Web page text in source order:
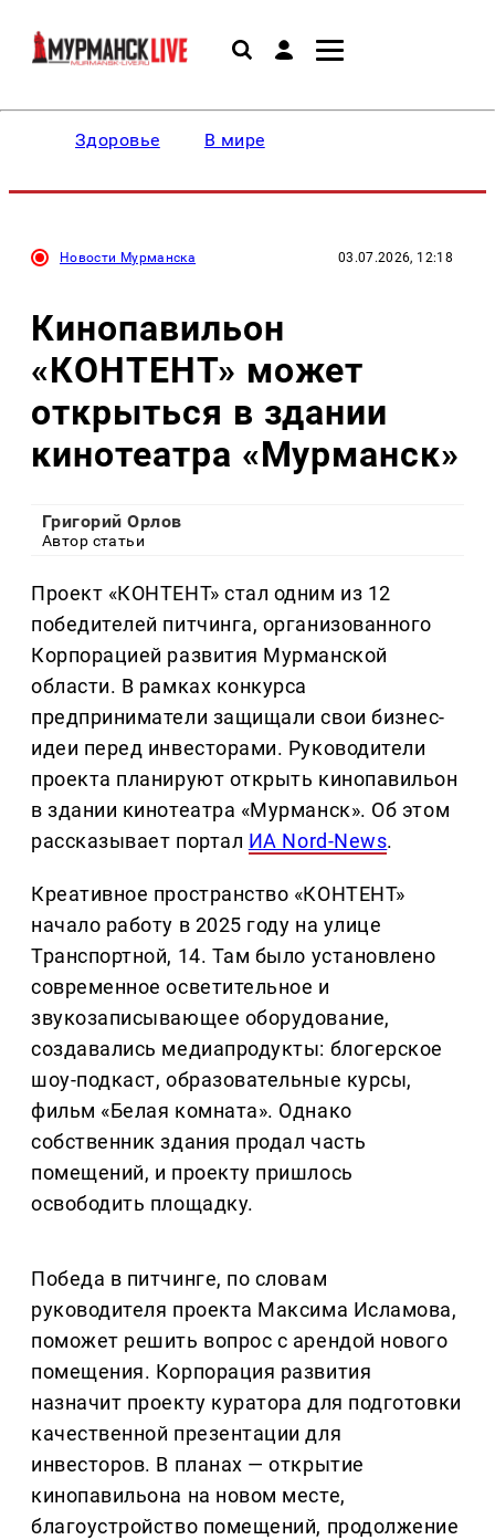
Здоровье В мире
Новости Мурманска 03.07.2026, 12:18
Кинопавильон
«КОНТЕНТ» может
открыться в здании
кинотеатра «Мурманск»
Григорий Орлов
Автор статьи
Проект «КОНТЕНТ» стал одним из 12
победителей питчинга, организованного
Корпорацией развития Мурманской
области. В рамках конкурса
предприниматели защищали свои бизнес-
идеи перед инвесторами. Руководители
проекта планируют открыть кинопавильон
в здании кинотеатра «Мурманск». Об этом
рассказывает портал ИА Nord-News.
Креативное пространство «КОНТЕНТ»
начало работу в 2025 году на улице
Транспортной, 14. Там было установлено
современное осветительное и
звукозаписывающее оборудование,
создавались медиапродукты: блогерское
шоу-подкаст, образовательные курсы,
фильм «Белая комната». Однако
собственник здания продал часть
помещений, и проекту пришлось
освободить площадку.
Победа в питчинге, по словам
руководителя проекта Максима Исламова,
поможет решить вопрос с арендой нового
помещения. Корпорация развития
назначит проекту куратора для подготовки
качественной презентации для
инвесторов. В планах — открытие
кинопавильона на новом месте,
благоустройство помещений, продолжение